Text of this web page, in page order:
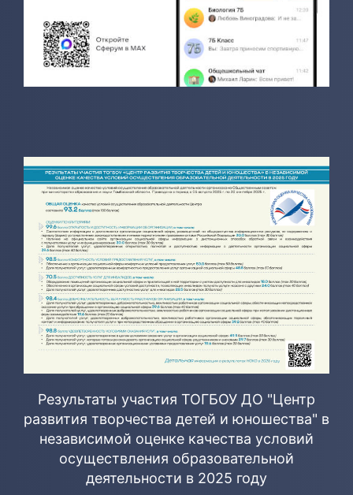
Результаты участия ТОГБОУ ДО "Центр
развития творчества детей и юношества" в
независимой оценке качества условий
осуществления образовательной
деятельности в 2025 году